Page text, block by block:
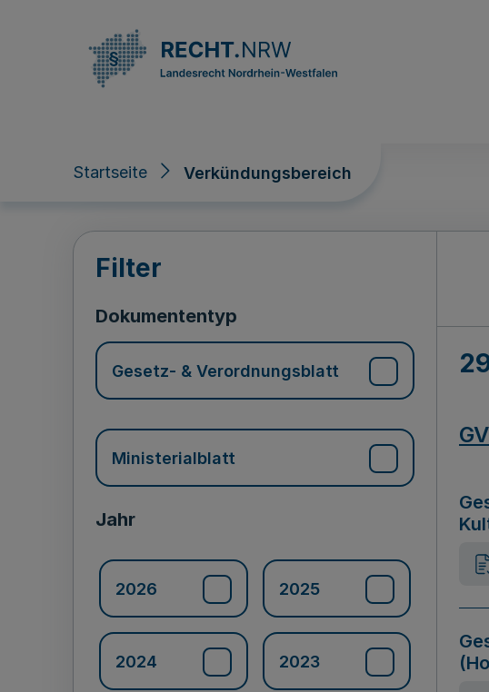
Startseite Verkündungsbereich
Verkündungsbereich
Filter
Dokumententyp
Gesetz- & Verordnungsblatt
Ministerialblatt
Jahr
2026 2025
2024 2023